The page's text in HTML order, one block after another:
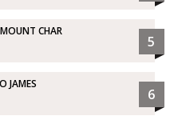
CHAR
5
JAMES
6